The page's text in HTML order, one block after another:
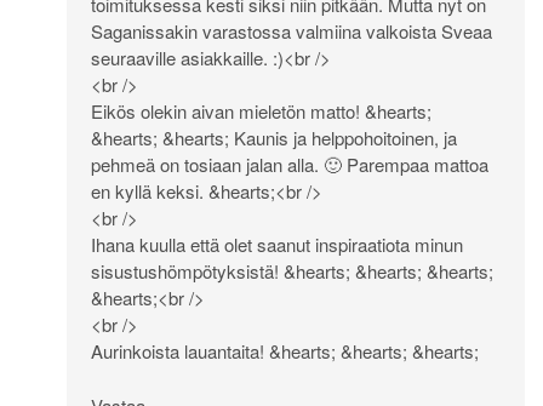
Saganissakin varastossa valmiina valkoista Sveaa
seuraaville asiakkaille. :)<br />
<br />
Eikös olekin aivan mieletön matto! &hearts;
&hearts; &hearts; Kaunis ja helppohoitoinen, ja
pehmeä on tosiaan jalan alla. 🙂 Parempaa mattoa
en kyllä keksi. &hearts;<br />
<br />
Ihana kuulla että olet saanut inspiraatiota minun
sisustushömpötyksistä! &hearts; &hearts; &hearts;
&hearts;<br />
<br />
Aurinkoista lauantaita! &hearts; &hearts; &hearts;